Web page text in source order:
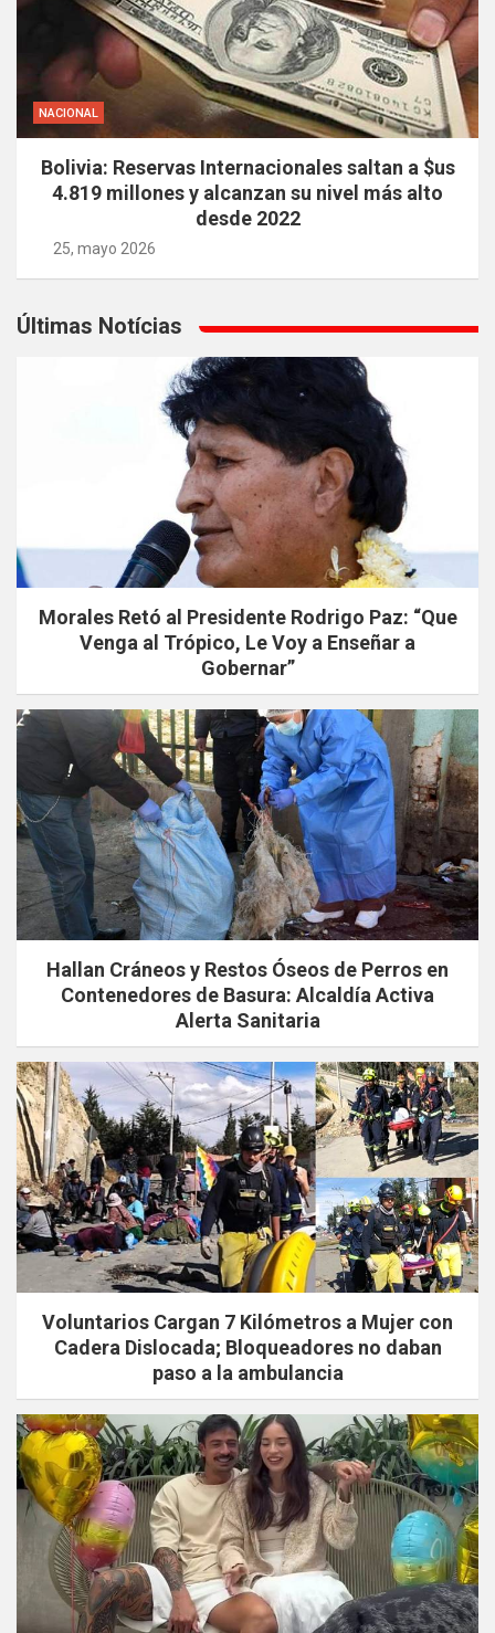
NACIONAL
Bolivia: Reservas Internacionales saltan a $us
4.819 millones y alcanzan su nivel más alto
desde 2022
25, mayo 2026
Últimas Notícias
Morales Retó al Presidente Rodrigo Paz: “Que
Venga al Trópico, Le Voy a Enseñar a
Gobernar”
Hallan Cráneos y Restos Óseos de Perros en
Contenedores de Basura: Alcaldía Activa
Alerta Sanitaria
Voluntarios Cargan 7 Kilómetros a Mujer con
Cadera Dislocada; Bloqueadores no daban
paso a la ambulancia